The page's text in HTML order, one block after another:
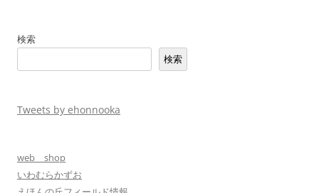
ー
ン
検索
検索
Tweets by ehonnooka
web shop
いわむらかずお